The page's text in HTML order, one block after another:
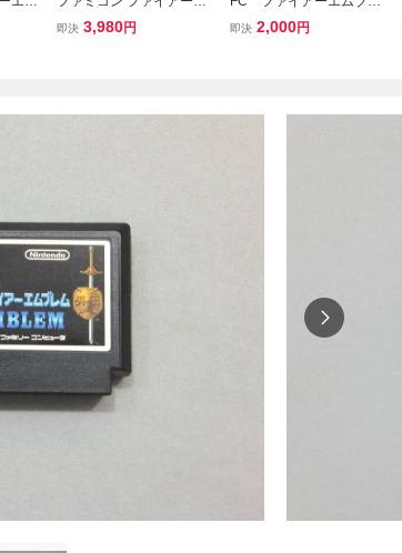
ムブレム外伝 箱説あり
即決 3,980円
ム 暗黒竜と光の剣&外伝
即決 2,000円